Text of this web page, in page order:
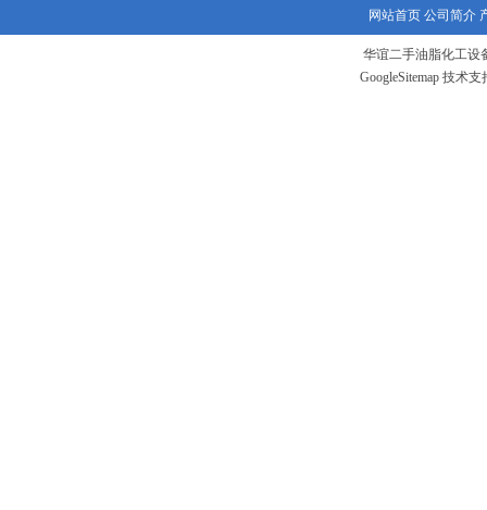
网站首页 公司简介
华谊二手油脂化工设
GoogleSitemap 技术支